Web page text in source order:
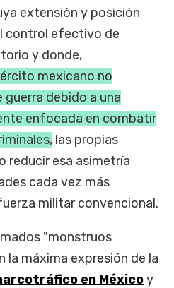
extensión y posición
control efectivo de
y donde,
mexicano no
debido a una
enfocada en combatir
las propias
reducir esa asimetría
cada vez más
militar convencional.
"monstruos
la máxima expresión de la
en Méxicoy